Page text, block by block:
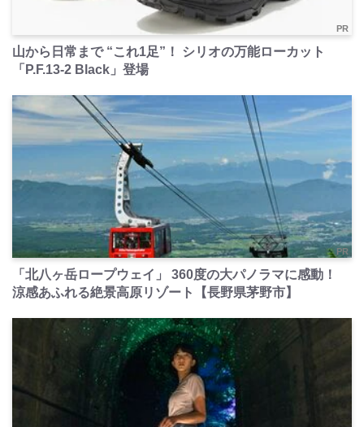
PR
山から日常まで “これ1足”！ シリオの万能ローカット
「P.F.13-2 Black」登場
PR
「北八ヶ岳ロープウェイ」 360度の大パノラマに感動！
涼感あふれる絶景高原リゾート【長野県茅野市】